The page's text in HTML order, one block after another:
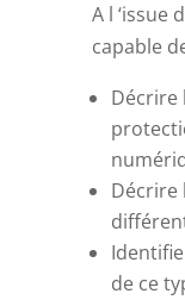
A l ‘issue
capable
Décrire
Décrire
de ce